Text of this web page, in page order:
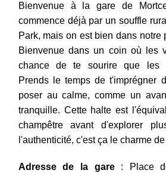
Bienvenue à la gare de
commence déjà par un souffle
Park, mais on est bien dans notre
Bienvenue dans un coin où les
chance de te sourire que les
Prends le temps de t'imprégner
poser au calme, comme un
tranquille. Cette halte est
champêtre avant d'explorer
l'authenticité, c'est ça le charme
Adresse de la gare : Place